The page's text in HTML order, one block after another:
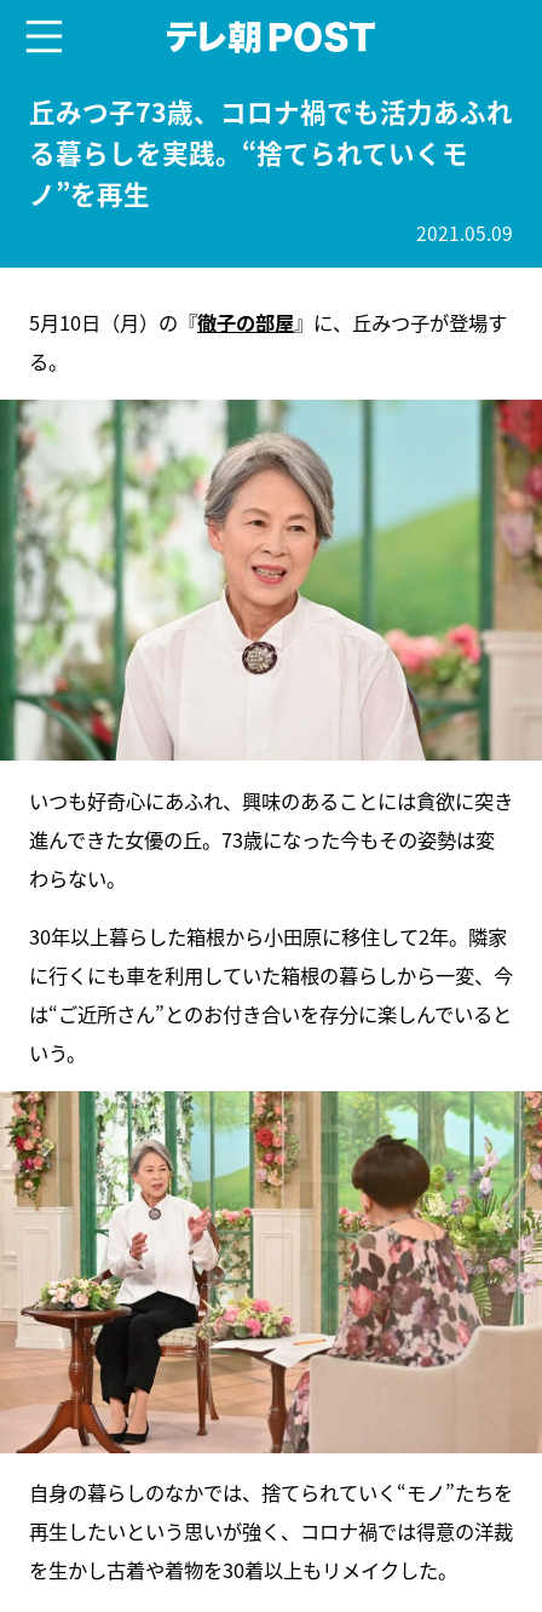
丘みつ子73歳、コロナ禍でも活力あふれ
る暮らしを実践。“捨てられていくモ
ノ”を再生
2021.05.09
5月10日（月）の『徹子の部屋』に、丘みつ子が登場す
る。
いつも好奇心にあふれ、興味のあることには貪欲に突き
進んできた女優の丘。73歳になった今もその姿勢は変
わらない。
30年以上暮らした箱根から小田原に移住して2年。隣家
に行くにも車を利用していた箱根の暮らしから一変、今
は“ご近所さん”とのお付き合いを存分に楽しんでいると
いう。
自身の暮らしのなかでは、捨てられていく“モノ”たちを
再生したいという思いが強く、コロナ禍では得意の洋裁
を生かし古着や着物を30着以上もリメイクした。